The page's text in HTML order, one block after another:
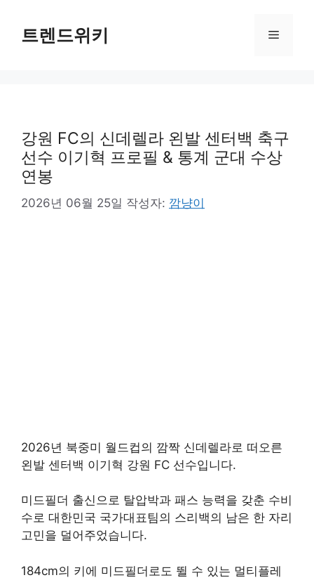
트렌드위키 메
강원 FC의 신데렐라 왼발 센터백 축구
선수 이기혁 프로필 & 통계 군대 수상
연봉
2026년 06월 25일 작성자: 깜냥이
2026년 북중미 월드컵의 깜짝 신데렐라로 떠오른
왼발 센터백 이기혁 강원 FC 선수입니다.
미드필더 출신으로 탈압박과 패스 능력을 갖춘 수비
수로 대한민국 국가대표팀의 스리백의 남은 한 자리
고민을 덜어주었습니다.
184cm의 키에 미드필더로도 뛸 수 있는 멀티플레